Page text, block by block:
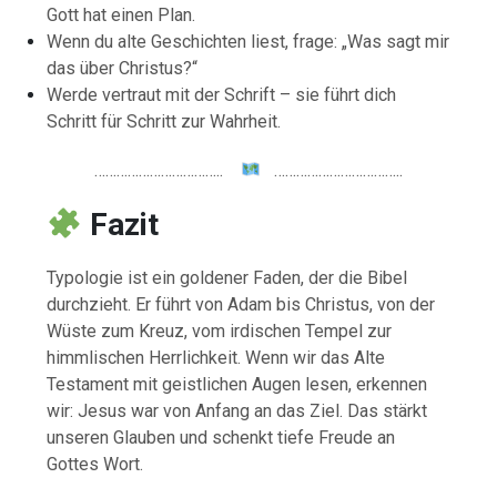
Gott hat einen Plan.
Wenn du alte Geschichten liest, frage: „Was sagt mir
das über Christus?“
Werde vertraut mit der Schrift – sie führt dich
Schritt für Schritt zur Wahrheit.
…………………………….. ……………………………..
Fazit
Typologie ist ein goldener Faden, der die Bibel
durchzieht. Er führt von Adam bis Christus, von der
Wüste zum Kreuz, vom irdischen Tempel zur
himmlischen Herrlichkeit. Wenn wir das Alte
Testament mit geistlichen Augen lesen, erkennen
wir: Jesus war von Anfang an das Ziel. Das stärkt
unseren Glauben und schenkt tiefe Freude an
Gottes Wort.